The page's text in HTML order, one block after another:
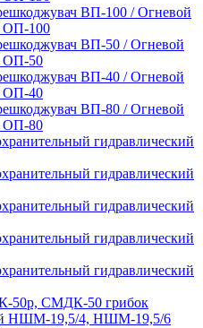
ВП-100 / Огневой
ОП-100
ВП-50 / Огневой
ОП-50
ВП-40 / Огневой
ОП-40
ВП-80 / Огневой
ОП-80
гидравлический
гидравлический
гидравлический
гидравлический
гидравлический
50р, СМДК-50 грибок
НШМ-19,5/4, НШМ-19,5/6